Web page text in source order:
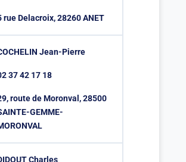
rue Delacroix, 28260 ANET
Jean-Pierre
37 42 17 18
route de Moronval, 28500
GEMME-
Charles